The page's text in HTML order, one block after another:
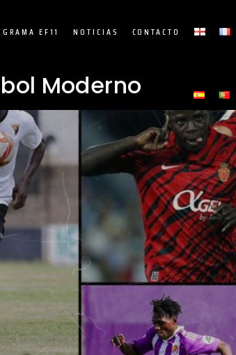
EF11 NOTICIAS CONTACTO
Moderno